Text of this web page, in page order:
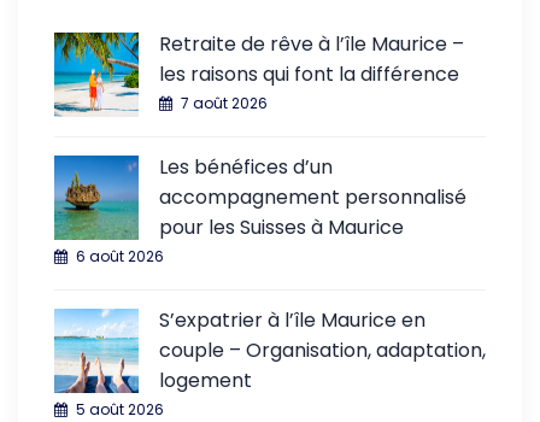
Retraite de rêve à l’île Maurice –
les raisons qui font la différence
7 août 2026
Les bénéfices d’un
accompagnement personnalisé
pour les Suisses à Maurice
6 août 2026
S’expatrier à l’île Maurice en
couple – Organisation, adaptation,
logement
5 août 2026